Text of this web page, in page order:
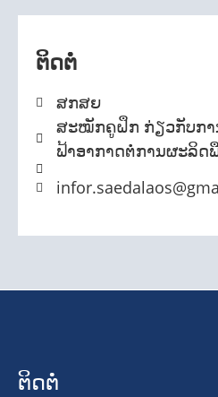
ຕິດຕໍ່
ສກສຍ
ສະໝັກຄູຝຶກ ກ່ຽວກັບກາ
ຟ້າອາກາດຕໍ່ການຜະລິດ
ຕິດຕໍ່